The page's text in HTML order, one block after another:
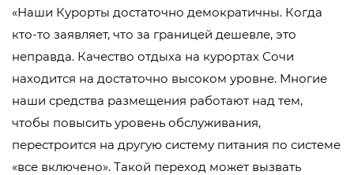
«Наши Курорты достаточно демократичны. Когда
кто-то заявляет, что за границей дешевле, это
неправда. Качество отдыха на курортах Сочи
находится на достаточно высоком уровне. Многие
наши средства размещения работают над тем,
чтобы повысить уровень обслуживания,
перестроится на другую систему питания по системе
«все включено». Такой переход может вызвать